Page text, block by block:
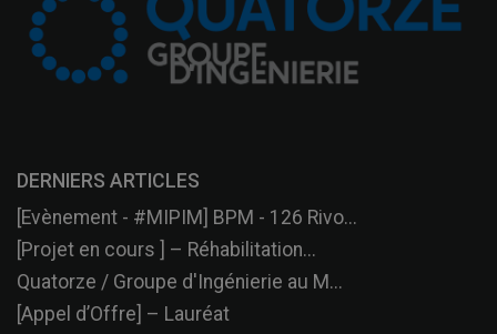
DERNIERS ARTICLES
[Evènement - #MIPIM] BPM - 126 Rivo...
[Projet en cours ] – Réhabilitation...
Quatorze / Groupe d'Ingénierie au M...
[Appel d’Offre] – Lauréat